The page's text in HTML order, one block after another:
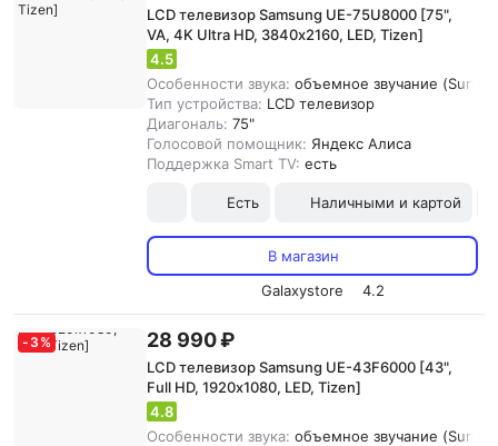
LCD телевизор Samsung UE-75U8000 [75",
VA, 4K Ultra HD, 3840х2160, LED, Tizen]
4.5
Особенности звука: объемное звучание
Тип устройства: LCD телевизор
Диагональ: 75"
Голосовой помощник: Яндекс Алиса
Поддержка Smart TV: есть
Есть Наличными и картой
В магазин
Galaxystore
4.2
- 3 % 28 990 ₽
LCD телевизор Samsung UE-43F6000 [43",
Full HD, 1920х1080, LED, Tizen]
4.8
Особенности звука: объемное звучание